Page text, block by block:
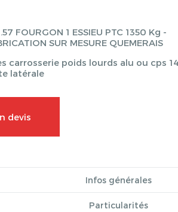
FOURGON 1 ESSIEU PTC 1350 Kg -
SUR MESURE QUEMERAIS
carrosserie poids lourds alu ou cps
latérale
devis
Infos générales
Particularités